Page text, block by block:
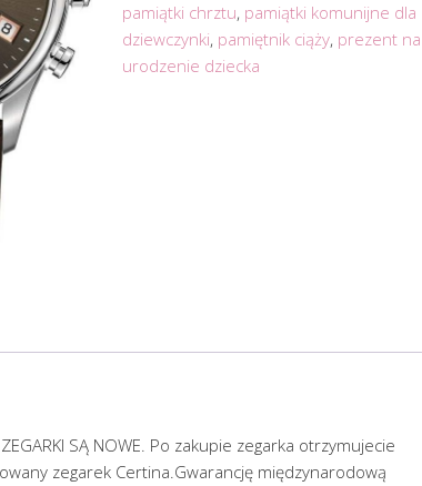
pamiątki chrztu, pamiątki komunijne dla
dziewczynki, pamiętnik ciąży, prezent na
urodzenie dziecka
ZEGARKI SĄ NOWE. Po zakupie zegarka otrzymujecie
zegarek Certina.Gwarancję międzynarodową